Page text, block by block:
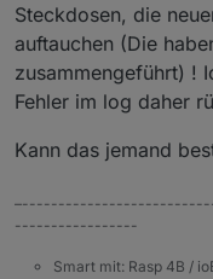
Steckdosen, die
auftauchen (Die
zusammengeführt) !
Fehler im log daher
Kann das jemand
-----------------
Smart mit: Rasp 4B /